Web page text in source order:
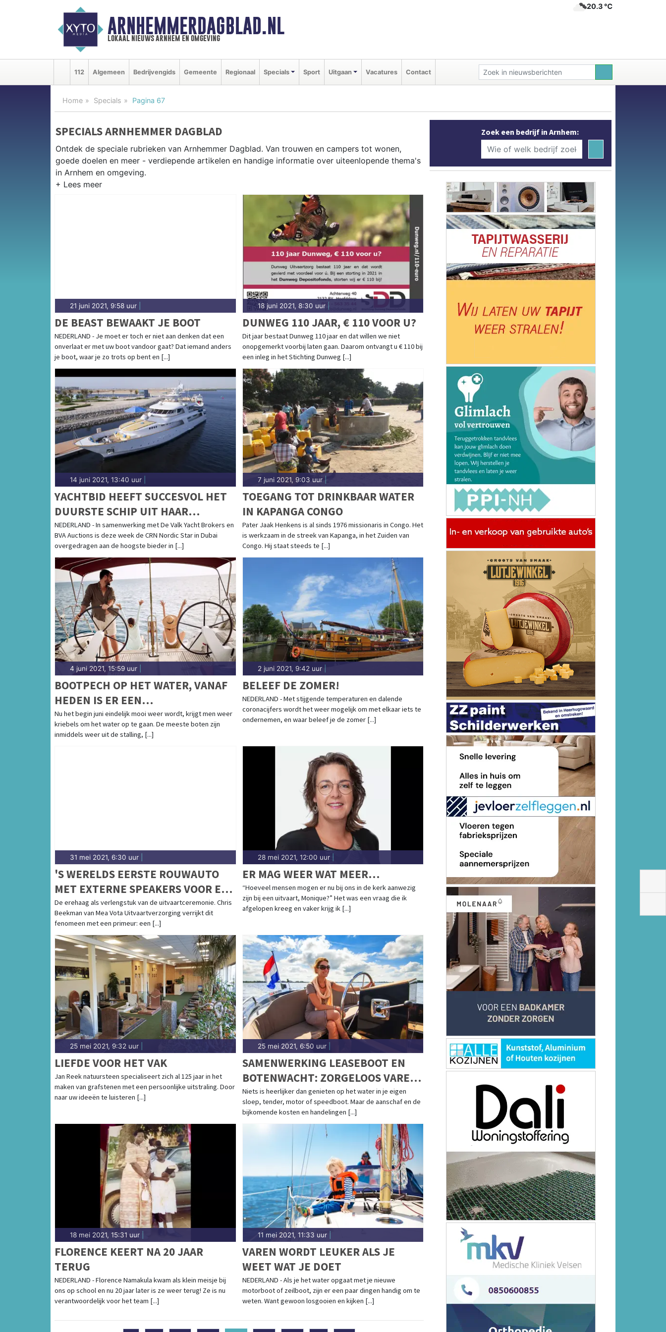
ARNHEMMERDAGBLAD.NL
lokaal nieuws arnhem en omgeving
20.3 ℃
112 Algemeen Bedrijvengids Gemeente Regionaal Specials Sport Uitgaan Vacatures Contact
Home Specials Pagina 67
SPECIALS ARNHEMMER DAGBLAD
Ontdek de speciale rubrieken van Arnhemmer Dagblad. Van trouwen en campers tot wonen,
goede doelen en meer - verdiepende artikelen en handige informatie over uiteenlopende thema's
in Arnhem en omgeving.
21 juni 2021, 9:58 uur
DE BEAST BEWAAKT JE BOOT
NEDERLAND - Je moet er toch er niet aan denken dat een
onverlaat er met uw boot vandoor gaat? Dat iemand anders
je boot, waar je zo trots op bent en [...]
18 juni 2021, 8:30 uur|
DUNWEG 110 JAAR, € 110 VOOR U?
Dit jaar bestaat Dunweg 110 jaar en dat willen we niet
onopgemerkt voorbij laten gaan. Daarom ontvangt u € 110 bij
een inleg in het Stichting Dunweg [...]
14 juni 2021, 13:40 uur
YACHTBID HEEFT SUCCESVOL HET
DUURSTE SCHIP UIT HAAR
BESTAAN SUCCESVOL GEVEILD!
NEDERLAND - In samenwerking met De Valk Yacht Brokers en
BVA Auctions is deze week de CRN Nordic Star in Dubai
overgedragen aan de hoogste bieder in [...]
7 juni 2021, 9:03 uur|
TOEGANG TOT DRINKBAAR WATER
IN KAPANGA CONGO
Pater Jaak Henkens is al sinds 1976 missionaris in Congo. Het
is werkzaam in de streek van Kapanga, in het Zuiden van
Congo. Hij staat steeds te [...]
4 juni 2021, 15:59 uur
BOOTPECH OP HET WATER, VANAF
HEDEN IS ER EEN
TOTAALOPLOSSING
Nu het begin juni eindelijk mooi weer wordt, krijgt men weer
kriebels om het water op te gaan. De meeste boten zijn
inmiddels weer uit de stalling, [...]
2 juni 2021, 9:42 uur|
BELEEF DE ZOMER!
NEDERLAND - Met stijgende temperaturen en dalende
coronacijfers wordt het weer mogelijk om met elkaar iets te
ondernemen, en waar beleef je de zomer [...]
31 mei 2021, 6:30 uur
'S WERELDS EERSTE ROUWAUTO
MET EXTERNE SPEAKERS VOOR EEN
MUZIKALE, PERSOONLIJKE
LAATSTE RIT
De erehaag als verlengstuk van de uitvaartceremonie. Chris
Beekman van Mea Vota Uitvaartverzorging verrijkt dit
fenomeen met een primeur: een [...]
28 mei 2021, 12:00 uur|
ER MAG WEER WAT MEER…
“Hoeveel mensen mogen er nu bij ons in de kerk aanwezig
zijn bij een uitvaart, Monique?” Het was een vraag die ik
afgelopen kreeg en vaker krijg ik [...]
25 mei 2021, 9:32 uur
LIEFDE VOOR HET VAK
Jan Reek natuursteen specialiseert zich al 125 jaar in het
maken van grafstenen met een persoonlijke uitstraling. Door
naar uw ideeën te luisteren [...]
25 mei 2021, 6:50 uur|
SAMENWERKING LEASEBOOT EN
BOTENWACHT: ZORGELOOS VAREN
VOOR EEN VAST BEDRAG PER
MAAND
Niets is heerlijker dan genieten op het water in je eigen
sloep, tender, motor of speedboot. Maar de aanschaf en de
bijkomende kosten en handelingen [...]
18 mei 2021, 15:31 uur
FLORENCE KEERT NA 20 JAAR
TERUG
NEDERLAND - Florence Namakula kwam als klein meisje bij
ons op school en nu 20 jaar later is ze weer terug! Ze is nu
verantwoordelijk voor het team [...]
11 mei 2021, 11:33 uur|
VAREN WORDT LEUKER ALS JE
WEET WAT JE DOET
NEDERLAND - Als je het water opgaat met je nieuwe
motorboot of zeilboot, zijn er een paar dingen handig om te
weten. Want gewoon losgooien en kijken [...]
Zoek een bedrijf in Arnhem: